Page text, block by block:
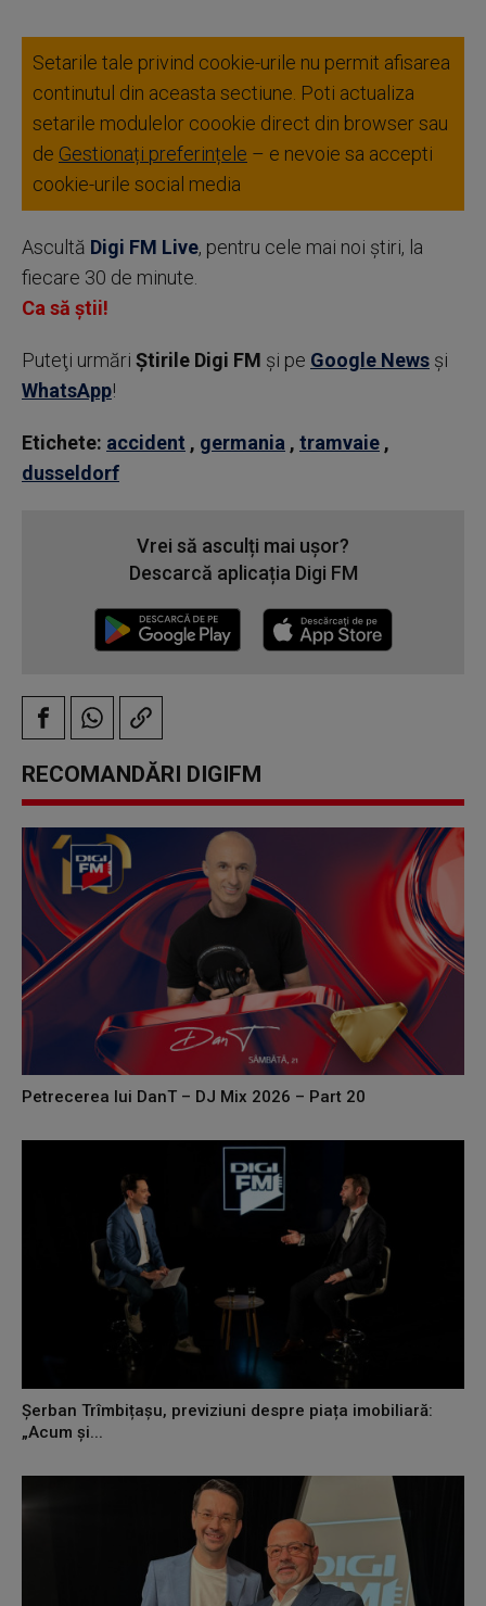
Setarile tale privind cookie-urile nu permit afisarea
continutul din aceasta sectiune. Poti actualiza
setarile modulelor coookie direct din browser sau
de Gestionați preferințele – e nevoie sa accepti
cookie-urile social media
Ascultă Digi FM Live, pentru cele mai noi știri, la
fiecare 30 de minute.
Ca să știi!
Puteţi urmări Știrile Digi FM şi pe Google News şi
WhatsApp!
Etichete: accident , germania , tramvaie ,
dusseldorf
Vrei să asculți mai ușor?
Descarcă aplicația Digi FM
RECOMANDĂRI DIGIFM
Petrecerea lui DanT – DJ Mix 2026 – Part 20
Șerban Trîmbițașu, previziuni despre piața imobiliară:
„Acum și...